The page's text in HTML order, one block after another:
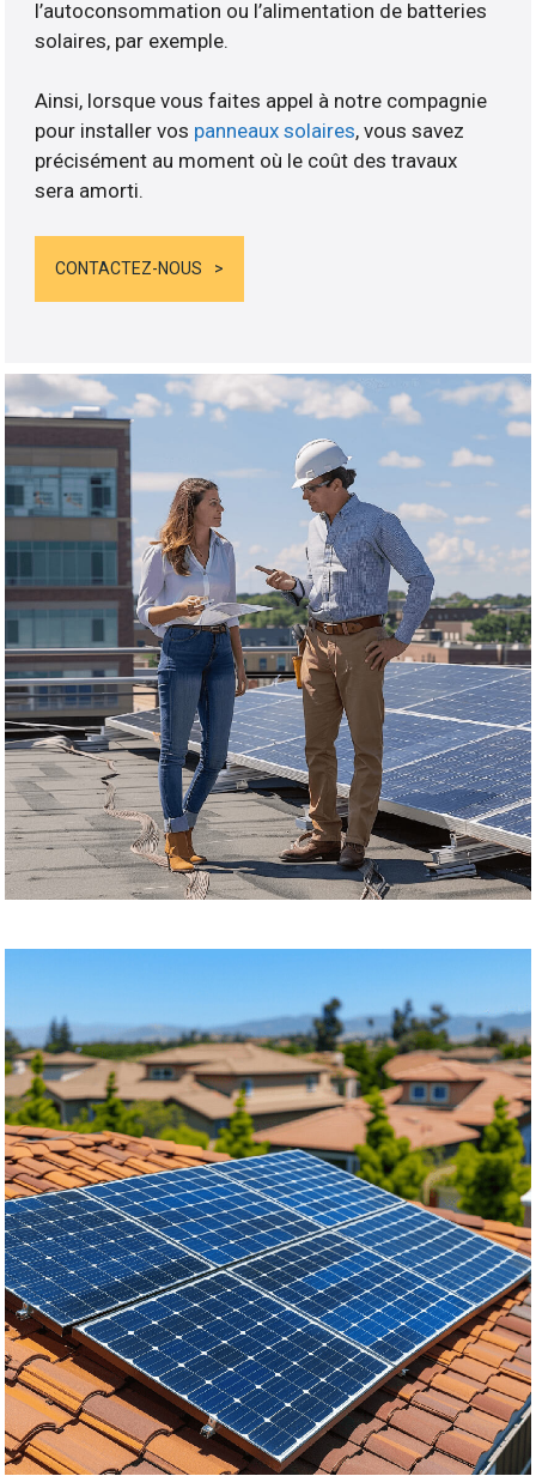
l’autoconsommation ou l’alimentation de batteries
solaires, par exemple.
Ainsi, lorsque vous faites appel à notre compagnie
pour installer vos panneaux solaires, vous savez
précisément au moment où le coût des travaux
sera amorti.
CONTACTEZ-NOUS